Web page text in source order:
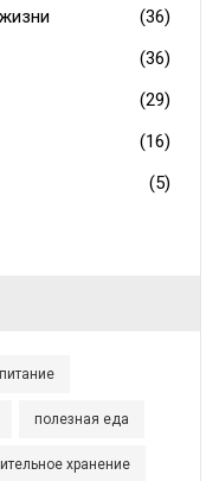
(36)
(36)
(29)
(16)
(5)
питание
полезная еда
хранение